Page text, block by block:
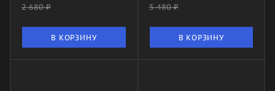
2 680₽
В КОРЗИНУ
5 480₽
В КОРЗИНУ